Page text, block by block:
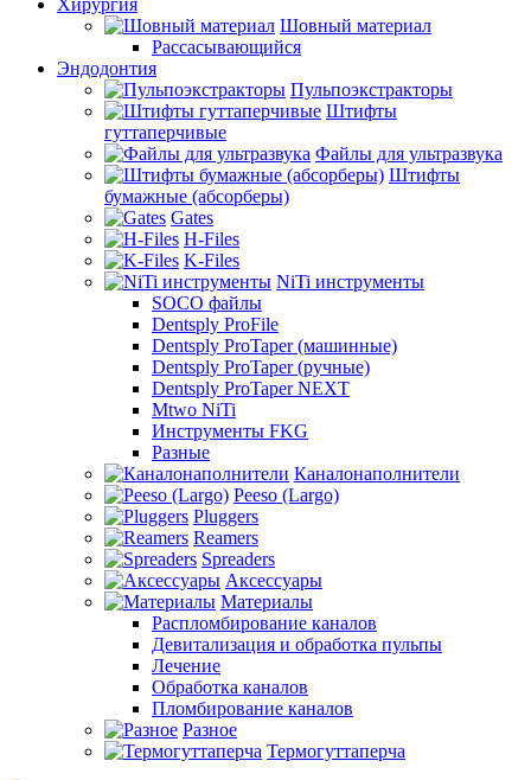
Хирургия
Шовный материал
Рассасывающийся
Эндодонтия
Пульпоэкстракторы
Штифты
гуттаперчивые
Файлы для ультразвука
Штифты
бумажные (абсорберы)
Gates
H-Files
K-Files
NiTi инструменты
SOCO файлы
Dentsply ProFile
Dentsply ProTaper (машинные)
Dentsply ProTaper (ручные)
Dentsply ProTaper NEXT
Mtwo NiTi
Инструменты FKG
Разные
Каналонаполнители
Peeso (Largo)
Pluggers
Reamers
Spreaders
Аксессуары
Материалы
Распломбирование каналов
Девитализация и обработка пульпы
Лечение
Обработка каналов
Пломбирование каналов
Разное
Термогуттаперча